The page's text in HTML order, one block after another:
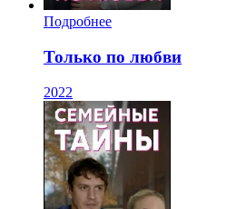
Подробнее
Только по любви
2022